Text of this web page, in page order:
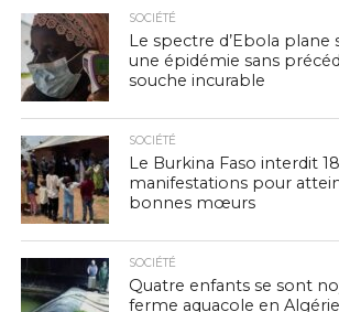
SOCIÉTÉ
Le spectre d’Ebola plane
une épidémie sans
souche incurable
SOCIÉTÉ
Le Burkina Faso interdit 18
manifestations pour
bonnes mœurs
SOCIÉTÉ
Quatre enfants se sont
ferme aquacole en Algérie